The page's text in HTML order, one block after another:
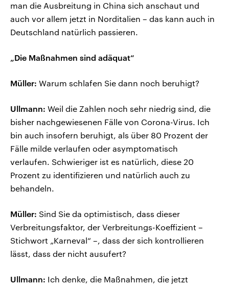
man die Ausbreitung in China sich anschaut und
auch vor allem jetzt in Norditalien – das kann auch in
Deutschland natürlich passieren.
„Die Maßnahmen sind adäquat“
Müller: Warum schlafen Sie dann noch beruhigt?
Ullmann: Weil die Zahlen noch sehr niedrig sind, die
bisher nachgewiesenen Fälle von Corona-Virus. Ich
bin auch insofern beruhigt, als über 80 Prozent der
Fälle milde verlaufen oder asymptomatisch
verlaufen. Schwieriger ist es natürlich, diese 20
Prozent zu identifizieren und natürlich auch zu
behandeln.
Müller: Sind Sie da optimistisch, dass dieser
Verbreitungsfaktor, der Verbreitungs-Koeffizient –
Stichwort „Karneval“ –, dass der sich kontrollieren
lässt, dass der nicht ausufert?
Ullmann: Ich denke, die Maßnahmen, die jetzt